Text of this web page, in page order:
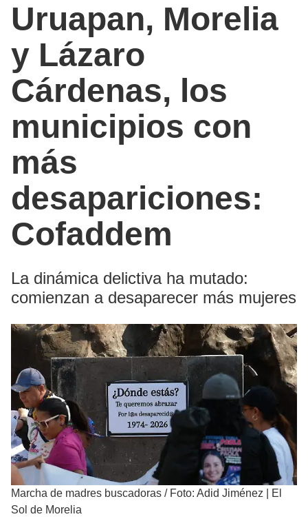
Uruapan, Morelia
y Lázaro
Cárdenas, los
municipios con
más
desapariciones:
Cofaddem
La dinámica delictiva ha mutado:
comienzan a desaparecer más mujeres
Marcha de madres buscadoras / Foto: Adid Jiménez | El
Sol de Morelia